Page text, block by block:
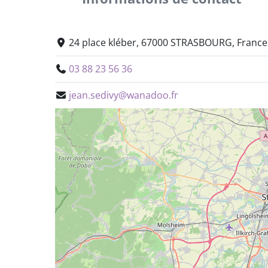
24 place kléber, 67000 STRASBOURG, France
03 88 23 56 36
jean.sedivy@wanadoo.fr